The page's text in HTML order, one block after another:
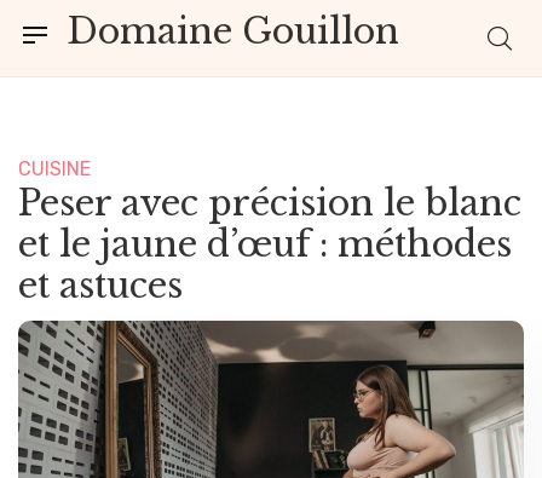
Domaine Gouillon
CUISINE
Peser avec précision le blanc
et le jaune d’œuf : méthodes
et astuces